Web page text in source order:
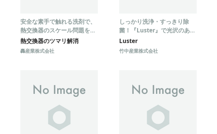
安全な素手で触れる洗剤で、
熱交換器のスケール問題を解
決！
熱交換器のツマリ解消
轟産業株式会社
しっかり洗浄・すっきり除
菌！『Luster』で光沢のある
煌く表面に仕上げる
Luster
竹中産業株式会社